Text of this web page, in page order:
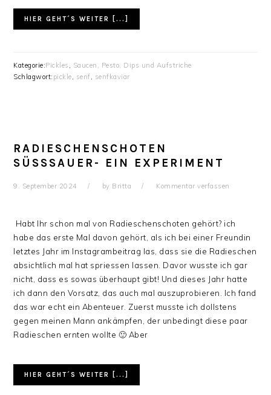
HIER GEHT´S WEITER [...]
Kategorie:Pickles , Saucen, Pesto, Dips und Aufstriche
Schlagwort: pickle, senf, senfkaviar
RADIESCHENSCHOTEN
SÜSSSAUER- EIN EXPERIMENT
9. September 2024 by Britta Kommentar verfassen
Habt Ihr schon mal von Radieschenschoten gehört? ich
habe das erste Mal davon gehört, als ich bei einer Freundin
letztes Jahr im Instagrambeitrag las, dass sie die Radieschen
absichtlich mal hat spriessen lassen. Davor wusste ich gar
nicht, dass es sowas überhaupt gibt! Und dieses Jahr hatte
ich dann den Vorsatz, das auch mal auszuprobieren. Ich fand
das war echt ein Abenteuer. Zuerst musste ich dollstens
gegen meinen Mann ankämpfen, der unbedingt diese paar
Radieschen ernten wollte 🙂 Aber
HIER GEHT´S WEITER [...]